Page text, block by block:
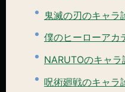
鬼滅の刃のキャラ
僕のヒーローアカ
NARUTOのキャラ
呪術廻戦のキャラ